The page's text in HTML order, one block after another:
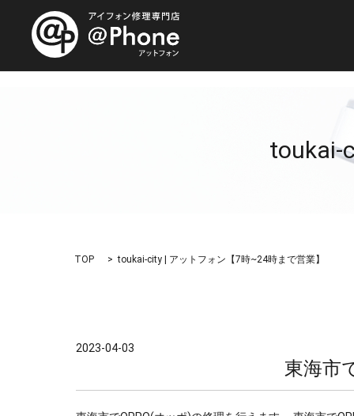
toukai-
TOP toukai-city | アットフォン【7時~24時まで営業】
2023-04-03
東海市